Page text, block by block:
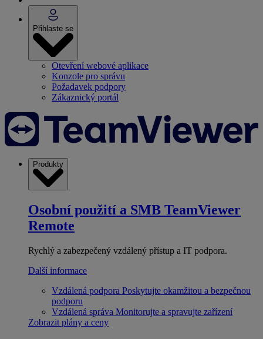
Přihlaste se
Otevření webové aplikace
Konzole pro správu
Požadavek podpory
Zákaznický portál
Produkty
Osobní použití a SMB TeamViewer
Remote
Rychlý a zabezpečený vzdálený přístup a IT podpora.
Další informace
Vzdálená podpora Poskytujte okamžitou a bezpečnou
podporu
Vzdálená správa Monitorujte a spravujte zařízení
Zobrazit plány a ceny